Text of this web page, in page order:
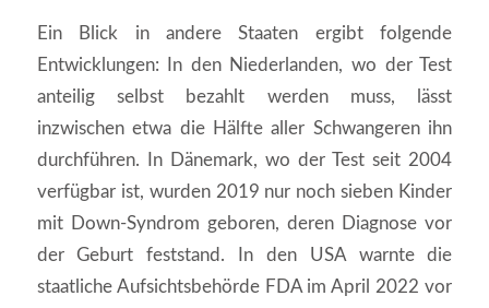
Ein Blick in andere Staaten ergibt folgende
Entwicklungen: In den Niederlanden, wo der Test
anteilig selbst bezahlt werden muss, lässt
inzwischen etwa die Hälfte aller Schwangeren ihn
durchführen. In Dänemark, wo der Test seit 2004
verfügbar ist, wurden 2019 nur noch sieben Kinder
mit Down-Syndrom geboren, deren Diagnose vor
der Geburt feststand. In den USA warnte die
staatliche Aufsichtsbehörde FDA im April 2022 vor